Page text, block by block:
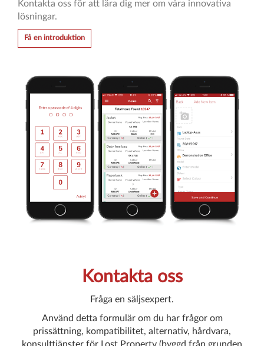
Kontakta oss för att lära dig mer om våra innovativa
lösningar.
Få en introduktion
Kontakta oss
Fråga en säljsexpert.
Använd detta formulär om du har frågor om
prissättning, kompatibilitet, alternativ, hårdvara,
konsulttjänster för Lost Property (byggd från grunden